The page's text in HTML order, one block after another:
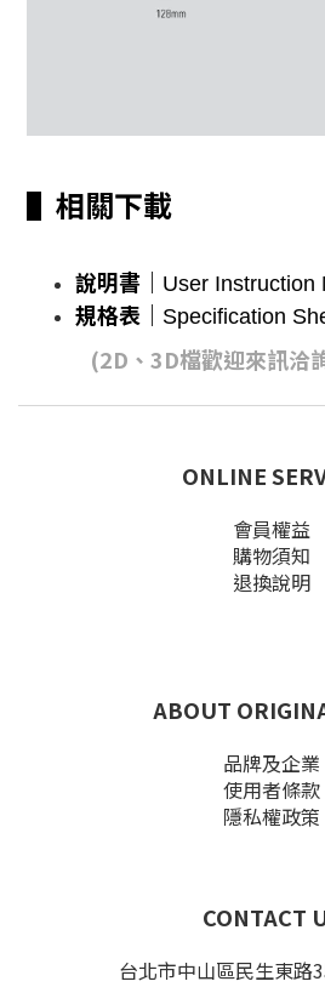
▌相關下載
說明書｜ User Instruction
規格表 ｜ Specification
(2D、3D檔歡迎來訊洽
ONLINE
會員權益
購物須知
退換說明
ABOUT
品牌及企業
使用者條款
隱私權政策
CONTACT
台北市中山區民生東路